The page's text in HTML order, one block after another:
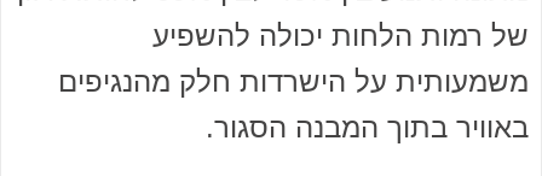
של רמות הלחות יכולה להשפיע
משמעותית על הישרדות חלק מהנגיפים
באוויר בתוך המבנה הסגור.